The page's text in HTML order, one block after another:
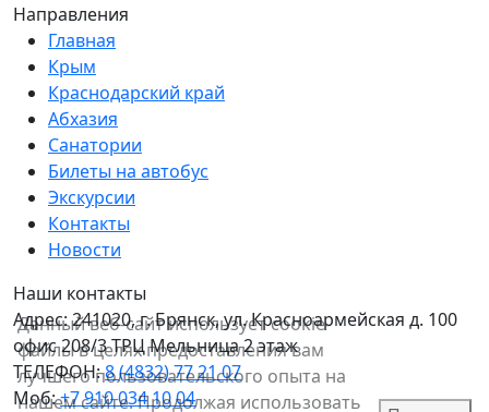
Направления
Главная
Крым
Краснодарский край
Абхазия
Санатории
Билеты на автобус
Экскурсии
Контакты
Новости
Наши контакты
Адрес:241020, г. Брянск, ул. Красноармейская д. 100
офис 208/3 ТРЦ Мельница 2 этаж
ТЕЛЕФОН:8 (4832) 77 21 07
Моб:+7 910 034 10 04
Данный веб-сайт использует cookie-
файлы в целях предоставления вам
лучшего пользовательского опыта на
нашем сайте. Продолжая использовать